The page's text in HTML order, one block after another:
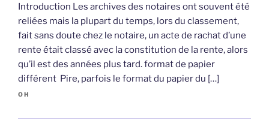
Introduction Les archives des notaires ont souvent été
reliées mais la plupart du temps, lors du classement,
fait sans doute chez le notaire, un acte de rachat d’une
rente était classé avec la constitution de la rente, alors
qu’il est des années plus tard. format de papier
différent Pire, parfois le format du papier du […]
OH